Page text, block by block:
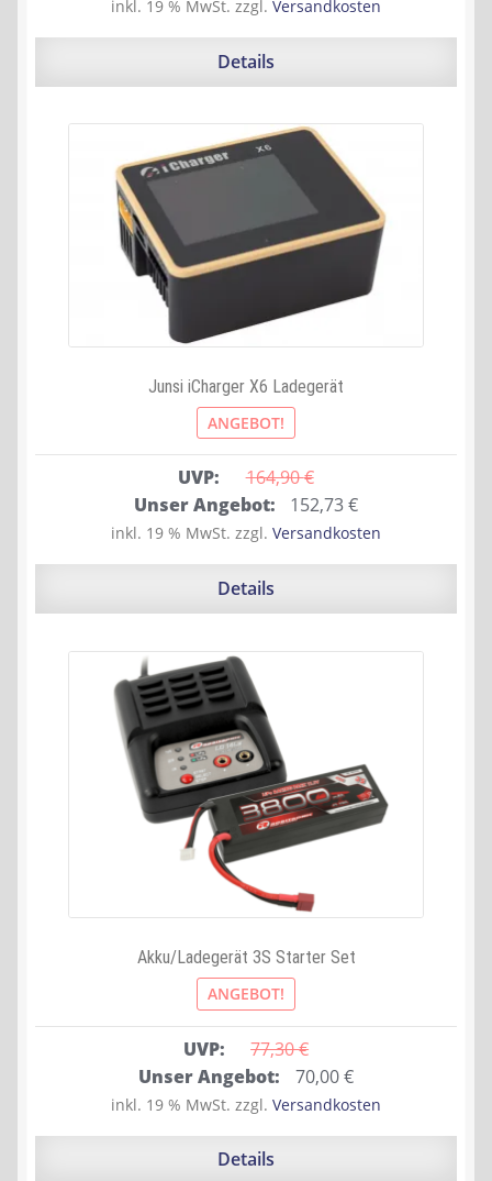
war:
ist:
inkl. 19 % MwSt. zzgl. Versandkosten
Details
Junsi iCharger X6 Ladegerät
ANGEBOT!
UVP: 164,90 €
Ursprünglicher
Preis
war:
Unser Angebot: 152,73€Aktueller
Preis
ist:
inkl. 19 % MwSt. zzgl. Versandkosten
Details
Akku/Ladegerät 3S Starter Set
ANGEBOT!
UVP: 77,30 €
Ursprünglicher
Preis
war:
Unser Angebot: 70,00€Aktueller
Preis
ist:
inkl. 19 % MwSt. zzgl. Versandkosten
Details